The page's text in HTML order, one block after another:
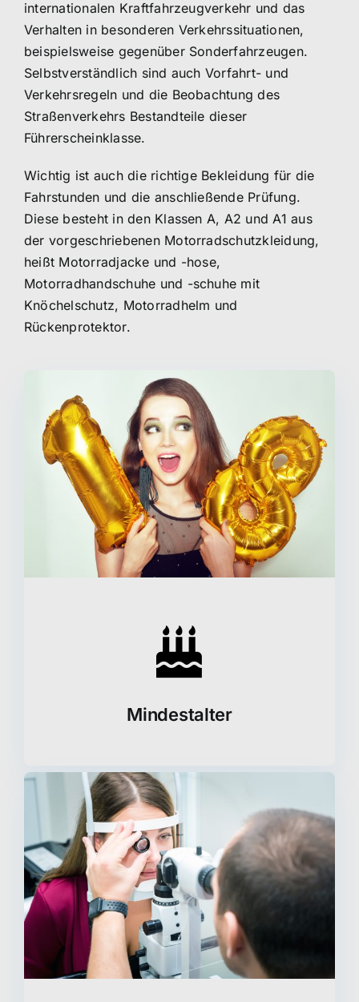
internationalen Kraftfahrzeugverkehr und das
Verhalten in besonderen Verkehrssituationen,
beispielsweise gegenüber Sonderfahrzeugen.
Selbstverständlich sind auch Vorfahrt- und
Verkehrsregeln und die Beobachtung des
Straßenverkehrs Bestandteile dieser
Führerscheinklasse.
Wichtig ist auch die richtige Bekleidung für die
Fahrstunden und die anschließende Prüfung.
Diese besteht in den Klassen A, A2 und A1 aus
der vorgeschriebenen Motorradschutzkleidung,
heißt Motorradjacke und -hose,
Motorradhandschuhe und -schuhe mit
Knöchelschutz, Motorradhelm und
Rückenprotektor.
Mindestalter